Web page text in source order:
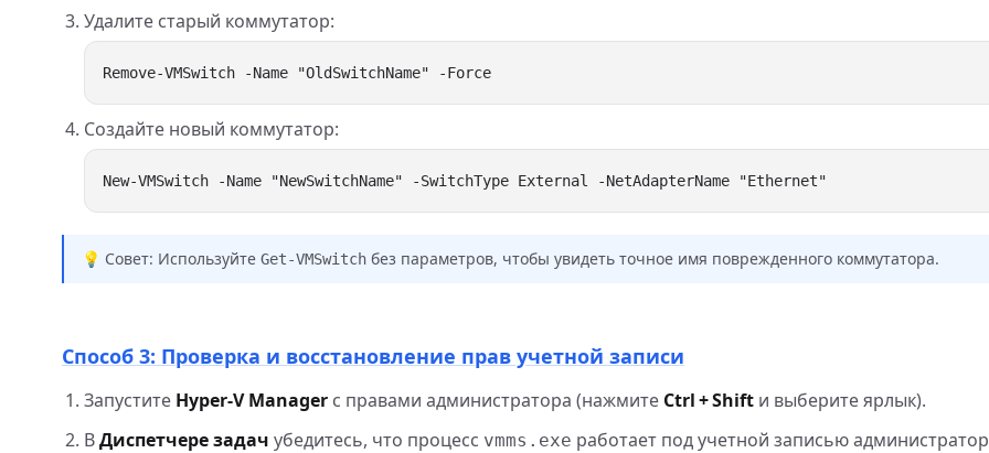
Удалите старый коммутатор:
Создайте новый коммутатор:
💡 Совет: Используйте Get-VMSwitch без параметров, чтобы увидеть точное имя поврежденного коммутатора.
Способ 3: Проверка и восстановление прав учетной записи
Запустите Hyper‑V Manager с правами администратора (нажмите Ctrl + Shift и выберите ярлык).
ВДиспетчере задач убедитесь, что процесс vmms.exe работает под учетной записью